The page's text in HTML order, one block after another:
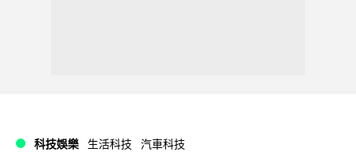
科技娛樂 生活科技 汽車科技